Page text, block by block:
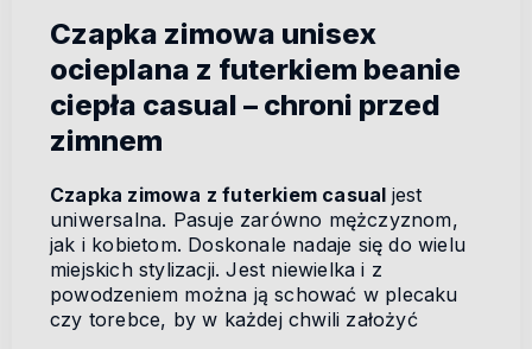
Czapka zimowa unisex
ocieplana z futerkiem beanie
ciepła casual – chroni przed
zimnem
Czapka zimowa z futerkiem casual jest
uniwersalna. Pasuje zarówno mężczyznom,
jak i kobietom. Doskonale nadaje się do wielu
miejskich stylizacji. Jest niewielka i z
powodzeniem można ją schować w plecaku
czy torebce, by w każdej chwili założyć